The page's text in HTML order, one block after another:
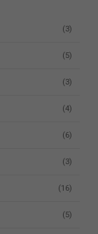
(3)
(5)
(3)
(4)
(6)
(3)
(16)
(5)